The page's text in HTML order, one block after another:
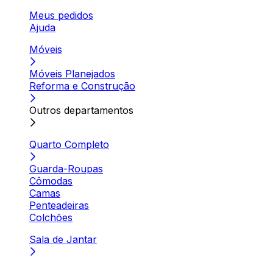
Meus pedidos
Ajuda
Móveis
Móveis Planejados
Reforma e Construção
Outros departamentos
Quarto Completo
Guarda-Roupas
Cômodas
Camas
Penteadeiras
Colchões
Sala de Jantar